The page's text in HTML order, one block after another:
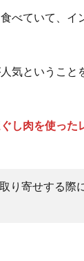
べていて、
気というこ
し肉を使った
り寄せする際